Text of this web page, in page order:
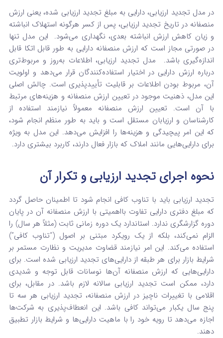
در مدل تجدید ارزیابی، دارایی به مبلغ تجدید ارزیابی شده، یعنی ارزش
منصفانه در تاریخ تجدید ارزیابی، پس از کسر هرگونه استهلاک انباشته
و زیان کاهش ارزش انباشته بعدی، نگهداری می‌شود. این مدل تنها
در صورتی مجاز است که ارزش منصفانه دارایی به طور قابل اتکا قابل
اندازه‌گیری باشد.
مدل تجدید ارزیابی، اطلاعات به‌روز و مربوط‌تری
درباره ارزش دارایی در اختیار استفاده‌کنندگان قرار می‌دهد و اولویت
آن، مربوط بودن اطلاعات بر قابلیت تأییدپذیری است. چالش اصلی
این مدل، ذهنیت موجود در تعیین ارزش منصفانه و هزینه‌های مرتبط
با آن است. تعیین ارزش منصفانه معمولاً نیازمند استفاده از
کارشناسان و ارزیابان مستقل است و باید به طور منظم انجام شود،
که این امر پیچیدگی و هزینه‌ها را افزایش می‌دهد. این مدل به ویژه
برای دارایی‌هایی مانند املاک که بازار فعال دارند، کاربرد بیشتری دارد.
نحوه اجرای تجدید ارزیابی و تکرار آن
تجدید ارزیابی باید با تناوب کافی انجام شود تا اطمینان حاصل گردد
که مبلغ دفتری دارایی تفاوت بااهمیتی با ارزش منصفانه آن در پایان
دوره گزارشگری ندارد. استاندارد یک دوره زمانی ثابت (مثلاً هر سال) را
الزام نمی‌کند، بلکه از یک رویکرد مبتنی بر اصول (“تناوب کافی”)
استفاده می‌کند. این امر نیازمند قضاوت مدیریت و نظارت مستمر بر
شرایط بازار برای هر طبقه از دارایی‌های تجدید ارزیابی شده است. برای
دارایی‌هایی که ارزش منصفانه آن‌ها نوسانات قابل توجه و شدیدی
دارد، ممکن است تجدید ارزیابی سالانه لازم باشد. در مقابل، برای
اقلامی با تغییرات ناچیز در ارزش منصفانه، تجدید ارزیابی هر سه تا
پنج سال یکبار می‌تواند کافی باشد. این انعطاف‌پذیری به شرکت‌ها
اجازه می‌دهد تا رویه خود را با ماهیت دارایی‌ها و شرایط بازار تطبیق
دهند.